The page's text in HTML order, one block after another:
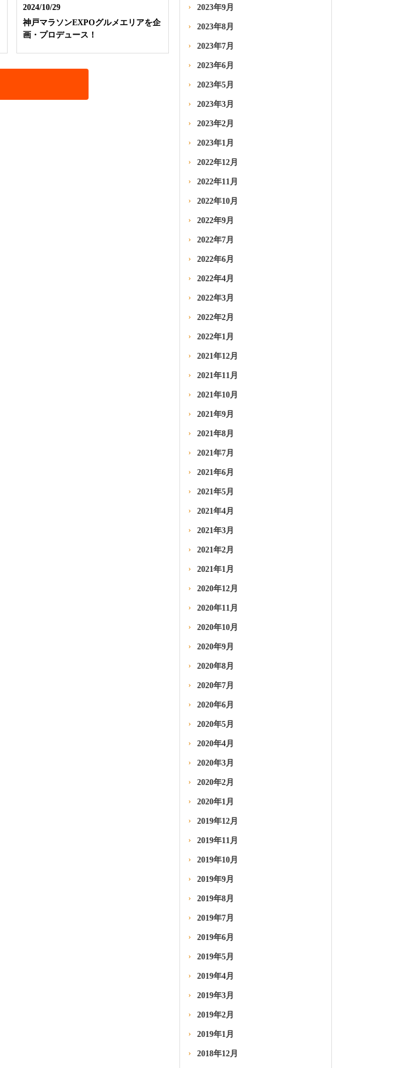
2024/10/29
神戸マラソンEXPOグルメエリアを企
画・プロデュース！
2023年9月
2023年8月
2023年7月
2023年6月
2023年5月
2023年3月
2023年2月
2023年1月
2022年12月
2022年11月
2022年10月
2022年9月
2022年7月
2022年6月
2022年4月
2022年3月
2022年2月
2022年1月
2021年12月
2021年11月
2021年10月
2021年9月
2021年8月
2021年7月
2021年6月
2021年5月
2021年4月
2021年3月
2021年2月
2021年1月
2020年12月
2020年11月
2020年10月
2020年9月
2020年8月
2020年7月
2020年6月
2020年5月
2020年4月
2020年3月
2020年2月
2020年1月
2019年12月
2019年11月
2019年10月
2019年9月
2019年8月
2019年7月
2019年6月
2019年5月
2019年4月
2019年3月
2019年2月
2019年1月
2018年12月